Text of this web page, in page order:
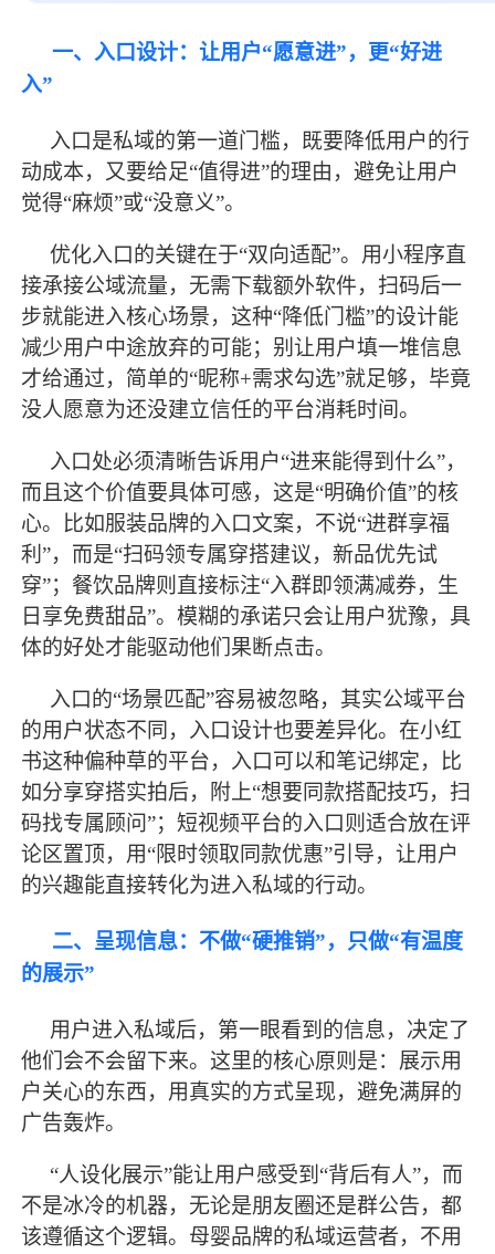
一、入口设计：让用户“愿意进”，更“好进
入”
入口是私域的第一道门槛，既要降低用户的行
动成本，又要给足“值得进”的理由，避免让用户
觉得“麻烦”或“没意义”。
优化入口的关键在于“双向适配”。用小程序直
接承接公域流量，无需下载额外软件，扫码后一
步就能进入核心场景，这种“降低门槛”的设计能
减少用户中途放弃的可能；别让用户填一堆信息
才给通过，简单的“昵称+需求勾选”就足够，毕竟
没人愿意为还没建立信任的平台消耗时间。
入口处必须清晰告诉用户“进来能得到什么”，
而且这个价值要具体可感，这是“明确价值”的核
心。比如服装品牌的入口文案，不说“进群享福
利”，而是“扫码领专属穿搭建议，新品优先试
穿”；餐饮品牌则直接标注“入群即领满减券，生
日享免费甜品”。模糊的承诺只会让用户犹豫，具
体的好处才能驱动他们果断点击。
入口的“场景匹配”容易被忽略，其实公域平台
的用户状态不同，入口设计也要差异化。在小红
书这种偏种草的平台，入口可以和笔记绑定，比
如分享穿搭实拍后，附上“想要同款搭配技巧，扫
码找专属顾问”；短视频平台的入口则适合放在评
论区置顶，用“限时领取同款优惠”引导，让用户
的兴趣能直接转化为进入私域的行动。
二、呈现信息：不做“硬推销”，只做“有温度
的展示”
用户进入私域后，第一眼看到的信息，决定了
他们会不会留下来。这里的核心原则是：展示用
户关心的东西，用真实的方式呈现，避免满屏的
广告轰炸。
“人设化展示”能让用户感受到“背后有人”，而
不是冰冷的机器，无论是朋友圈还是群公告，都
该遵循这个逻辑。母婴品牌的私域运营者，不用